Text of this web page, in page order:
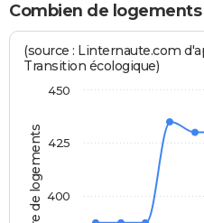
Combien de logements
(source : Linternaute.com
Transition écologique)
400
425
450